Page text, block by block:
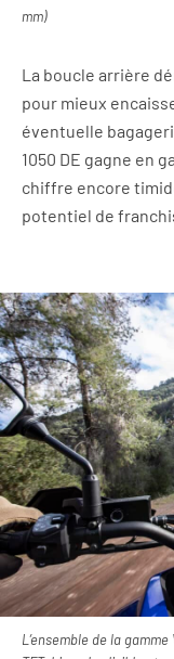
mm)
La boucle arrière
pour mieux
éventuelle
1050 DE gagne en
chiffre encore
potentiel de
L’ensemble de la